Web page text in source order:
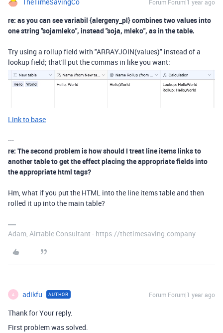
TheTimeSavingCo Forum|Forum|1 year ago
re: as you can see variabil {alergeny_pl} combines two values ​​into
one string "sojamleko", instead "soja, mleko", as in the table.
Try using a rollup field with "ARRAYJOIN(values)" instead of a
lookup field; that'll put the commas in like you want:
Link to base
---
re: The second problem is how should I treat line items links to
another table to get the effect placing the appropriate fields into
the appropriate html tags?
Hm, what if you put the HTML into the line items table and then
rolled it up into the main table?
Adam, Airtable Consultant - https://thetimesaving.company
A adikfu AUTHOR Forum|Forum|1 year ago
Thank for Your reply.
First problem was solved.